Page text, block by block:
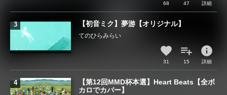
68 47 詳細
【初音ミク】夢游【オリジナル】
てのひらみらい
31 15
info
詳細
【第12回MMD杯本選】Heart Beats【全ボ
カロでカバー】